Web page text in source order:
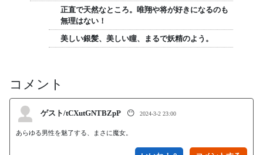
正直で天然なところ。唯翔や将が好きになるのも
無理はない！
美しい銀髪、美しい瞳、まるで妖精のよう。
コメント
ゲスト/tCXutGNTBZpP 😶 2024-3-2 23:00
あらゆる男性を魅了する、まさに魔女。